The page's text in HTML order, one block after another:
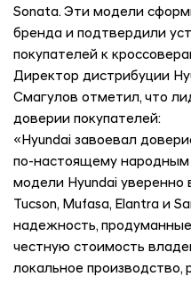
Sonata. Эти модели
бренда и подтвердили
покупателей к
Директор дистрибуции
Смагулов отметил, что
доверии покупателей:
«Hyundai завоевал
по-настоящему народным
модели Hyundai уверенно
Tucson, Mufasa, Elantra и
надежность,
честную стоимость
локальное производство,